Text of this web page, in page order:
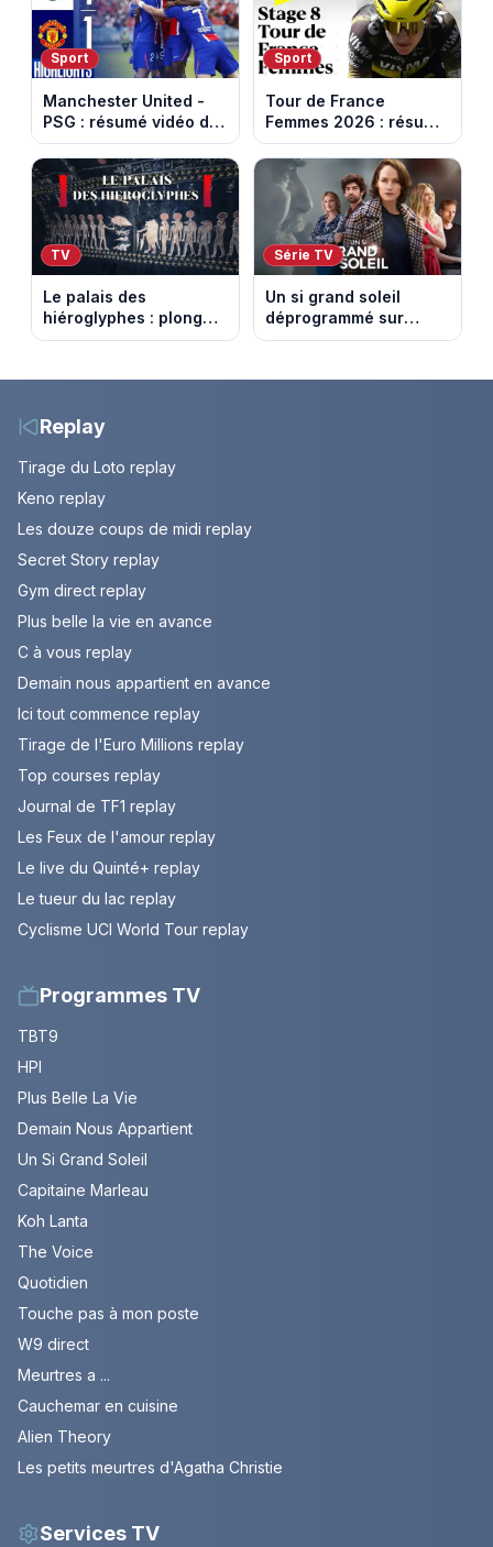
Sport
Manchester United -
PSG : résumé vidéo du
match amical du 8 août
2026
Sport
Tour de France
Femmes 2026 : résumé
vidéo de la 9e étape
entre Sisteron et Nice
TV
Le palais des
hiéroglyphes : plongez
dans la tombe
les archéologues
Série TV
Un si grand soleil
déprogrammé sur
France 3 : cinq
diffusés le 13 août
Replay
Tirage du Loto replay
Keno replay
Les douze coups de midi replay
Secret Story replay
Gym direct replay
Plus belle la vie en avance
C à vous replay
Demain nous appartient en avance
Ici tout commence replay
Tirage de l'Euro Millions replay
Top courses replay
Journal de TF1 replay
Les Feux de l'amour replay
Le live du Quinté+ replay
Le tueur du lac replay
Cyclisme UCI World Tour replay
Programmes TV
TBT9
HPI
Plus Belle La Vie
Demain Nous Appartient
Un Si Grand Soleil
Capitaine Marleau
Koh Lanta
The Voice
Quotidien
Touche pas à mon poste
W9 direct
Meurtres a ...
Cauchemar en cuisine
Alien Theory
Les petits meurtres d'Agatha Christie
Services TV